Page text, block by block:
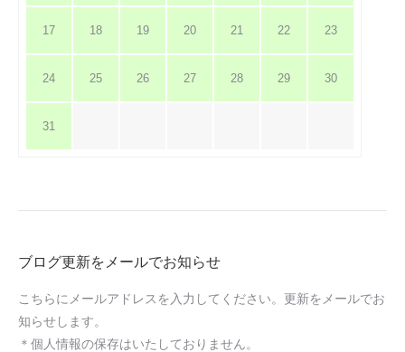
17 18 19 20 21 22 23
24 25 26 27 28 29 30
31
ブログ更新をメールでお知らせ
こちらにメールアドレスを入力してください。更新をメールでお
知らせします。
＊個人情報の保存はいたしておりません。